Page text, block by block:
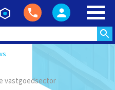
vastgoedsector